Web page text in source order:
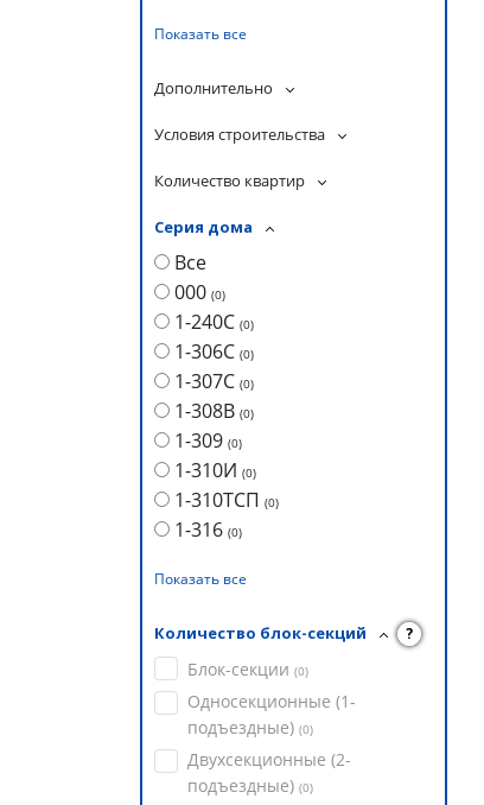
Показать все
Дополнительно
Условия строительства
Количество квартир
Серия дома
Все
000 (0)
1-240С (0)
1-306С (0)
1-307С (0)
1-308В (0)
1-309 (0)
1-310И (0)
1-310ТСП (0)
1-316 (0)
Показать все
Количество блок-секций ?
Блок-секции (0)
Односекционные (1-
подъездные) (0)
Двухсекционные (2-
подъездные) (0)